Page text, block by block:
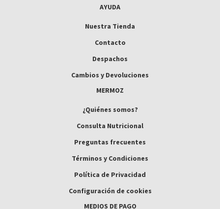
AYUDA
Nuestra Tienda
Contacto
Despachos
Cambios y Devoluciones
MERMOZ
¿Quiénes somos?
Consulta Nutricional
Preguntas frecuentes
Términos y Condiciones
Política de Privacidad
Configuración de cookies
MEDIOS DE PAGO